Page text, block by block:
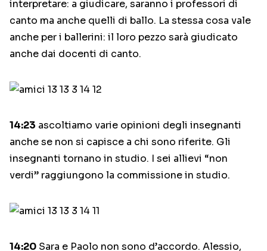
interpretare: a giudicare, saranno i professori di
canto ma anche quelli di ballo. La stessa cosa vale
anche per i ballerini: il loro pezzo sarà giudicato
anche dai docenti di canto.
14:23 ascoltiamo varie opinioni degli insegnanti
anche se non si capisce a chi sono riferite. Gli
insegnanti tornano in studio. I sei allievi “non
verdi” raggiungono la commissione in studio.
14:20 Sara e Paolo non sono d’accordo. Alessio,